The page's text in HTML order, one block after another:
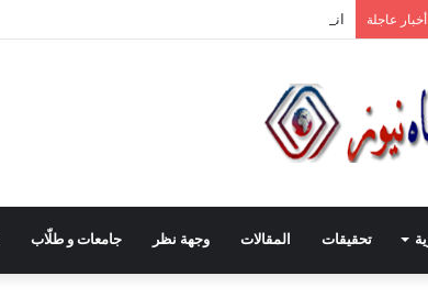
أخبار عاجلة انطلاقة لجنة الصّناعيّين الشّباب في غرفة صناعة دمشق
تحقيقات المقالات وجهة نظر جامعات و طلّاب